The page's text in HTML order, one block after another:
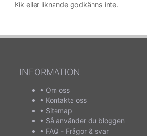
Kik eller liknande godkänns inte.
INFORMATION
• Om oss
• Kontakta oss
• Sitemap
• Så använder du bloggen
• FAQ - Frågor & svar